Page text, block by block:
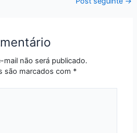
mail não será publicado.
são marcados com *